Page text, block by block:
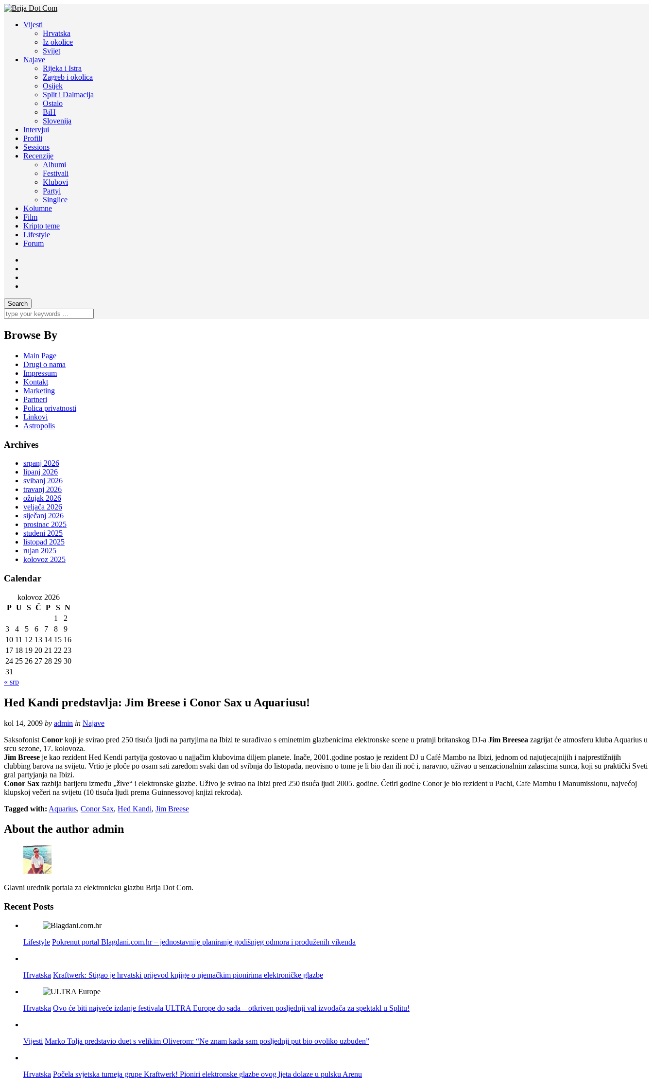
Vijesti
Hrvatska
Iz okolice
Svijet
Najave
Rijeka i Istra
Zagreb i okolica
Osijek
Split i Dalmacija
Ostalo
BiH
Slovenija
Intervjui
Profili
Sessions
Recenzije
Albumi
Festivali
Klubovi
Partyi
Singlice
Kolumne
Film
Kripto teme
Lifestyle
Forum
Browse By
Main Page
Drugi o nama
Impressum
Kontakt
Marketing
Partneri
Polica privatnosti
Linkovi
Astropolis
Archives
srpanj 2026
lipanj 2026
svibanj 2026
travanj 2026
ožujak 2026
veljača 2026
siječanj 2026
prosinac 2025
studeni 2025
listopad 2025
rujan 2025
kolovoz 2025
Calendar
kolovoz 2026
P U S Č P S N
1
2
3
4 5 6 7 8
9
10 11 12 13 14 15 16
17 18 19 20 21 22 23
24 25 26 27 28 29 30
31
« srp
Hed Kandi predstavlja: Jim Breese i Conor Sax u Aquariusu!
kol 14, 2009 by admin in Najave
Saksofonist Conor koji je svirao pred 250 tisuća ljudi na partyjima na Ibizi te surađivao s eminetnim glazbenicima elektronske scene u pratnji britanskog DJ-a Jim Breesea zagrijat će atmosferu kluba Aquarius u
srcu sezone, 17. kolovoza.
Jim Breese je kao rezident Hed Kendi partyija gostovao u najjačim klubovima diljem planete. Inače, 2001.godine postao je rezident DJ u Café Mambo na Ibizi, jednom od najutjecajnijih i najprestižnijih
clubbing barova na svijetu. Vrtio je ploče po osam sati zaredom svaki dan od svibnja do listopada, neovisno o tome je li bio dan ili noć i, naravno, uživao u senzacionalnim zalascima sunca, koji su praktički Sveti
gral partyjanja na Ibizi.
Conor Sax razbija barijeru između „žive“ i elektronske glazbe. Uživo je svirao na Ibizi pred 250 tisuća ljudi 2005. godine. Četiri godine Conor je bio rezident u Pachi, Cafe Mambu i Manumissionu, najvećoj
klupskoj večeri na svijetu (10 tisuća ljudi prema Guinnessovoj knjizi rekroda).
Tagged with: Aquarius, Conor Sax, Hed Kandi, Jim Breese
About the author admin
Glavni urednik portala za elektronicku glazbu Brija Dot Com.
Recent Posts
Lifestyle Pokrenut portal Blagdani.com.hr – jednostavnije planiranje godišnjeg odmora i produženih vikenda
Hrvatska Kraftwerk: Stigao je hrvatski prijevod knjige o njemačkim pionirima elektroničke glazbe
Hrvatska Ovo će biti najveće izdanje festivala ULTRA Europe do sada – otkriven posljednji val izvođača za spektakl u Splitu!
Vijesti Marko Tolja predstavio duet s velikim Oliverom: “Ne znam kada sam posljednji put bio ovoliko uzbuđen”
Hrvatska Počela svjetska turneja grupe Kraftwerk! Pioniri elektronske glazbe ovog ljeta dolaze u pulsku Arenu